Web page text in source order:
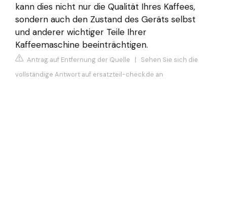
kann dies nicht nur die Qualität Ihres Kaffees,
sondern auch den Zustand des Geräts selbst
und anderer wichtiger Teile Ihrer
Kaffeemaschine beeinträchtigen.
Antrag auf Entfernung der Quelle | Sehen Sie sich die
vollständige Antwort auf ersatzteil-check.de an